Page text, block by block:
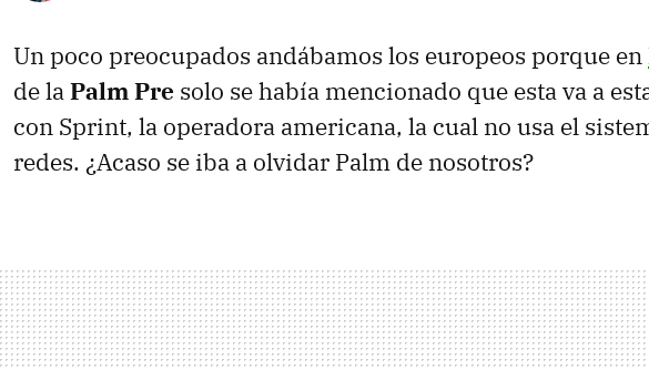
Un poco preocupados andábamos los europeos porque en
de laPalm Pre solo se había mencionado que esta va a
con Sprint, la operadora americana, la cual no usa el
redes. ¿Acaso se iba a olvidar Palm de nosotros?